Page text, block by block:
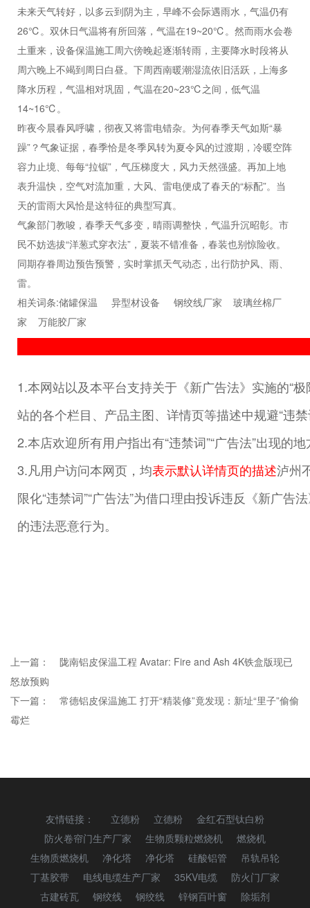
未来天气转好，以多云到阴为主，早峰不会际遇雨水，气温仍有
26℃。双休日气温将有所回落，气温在19~20℃。然而雨水会卷
土重来， 设备保温施工周六傍晚起逐渐转雨，主要降水时段将从
周六晚上不竭到周日白昼。下周西南暖潮湿流依旧活跃，上海多
降水历程，气温相对巩固，气温在20~23℃之间，低气温
14~16℃。
昨夜今晨春风呼啸，彻夜又将雷电错杂。为何春季天气如斯“暴
躁”？气象证据，春季恰是冬季风转为夏令风的过渡期，冷暖空阵
容力止境、每每“拉锯”，气压梯度大，风力天然强盛。再加上地
表升温快，空气对流加重，大风、雷电便成了春天的“标配”。当
天的雷雨大风恰是这特征的典型写真。
气象部门教唆，春季天气多变，晴雨调整快，气温升沉昭彰。市
民不妨选拔“洋葱式穿衣法”，夏装不错准备，春装也别惊险收。
同期存眷周边预告预警，实时掌抓天气动态，出行防护风、雨、
雷。
相关词条:储罐保温 异型材设备 钢绞线厂家
玻璃丝棉厂
家
万能胶厂家
1.本网站以及本平台支持关于《新广告法》实施的“
站的各个栏目、产品主图、详情页等描述中规避“违禁
2.本店欢迎所有用户指出有“违禁词”“广告法”出现的
3.凡用户访问本网页，均表示默认详情页的描述泸州
限化“违禁词”“广告法”为借口理由投诉违反《新广告
的违法恶意行为。
上一篇：
陇南铝皮保温工程 Avatar: Fire and Ash 4K铁盒版现已
怒放预购
下一篇：
常德铝皮保温施工 打开“精装修”竟发现：新址“里子”偷偷
霉烂
友情链接： 立德粉 立德粉
金红石型钛白粉
防火卷帘门生产厂家
生物质颗粒燃烧机
燃烧机
生物质燃烧机
净化塔 净化塔 硅酸铝管
吊轨吊轮
丁基胶带
电线电缆生产厂家 35KV电缆
防火门厂家
古建砖瓦
钢绞线 钢绞线 锌钢百叶窗
除垢剂